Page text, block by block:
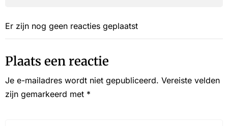
Er zijn nog geen reacties geplaatst
Plaats een reactie
Je e-mailadres wordt niet gepubliceerd. Vereiste velden
zijn gemarkeerd met *